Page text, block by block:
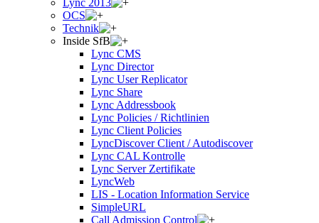
OCS
Technik
Inside SfB
Lync CMS
Lync Director
Lync User Replicator
Lync Share
Lync Addressbook
Lync Policies / Richtlinien
Lync Client Policies
LyncDiscover Client / Autodiscover
Lync CAL Kontrolle
Lync Server Zertifikate
LyncWeb
LIS - Location Information Service
SimpleURL
Call Admission Control